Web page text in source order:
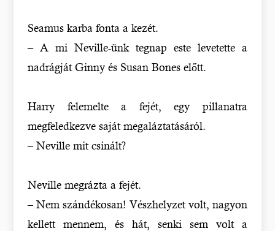
Seamus karba fonta a kezét.
– A mi Neville-ünk tegnap este levetette a
nadrágját Ginny és Susan Bones előtt.
Harry felemelte a fejét, egy pillanatra
megfeledkezve saját megaláztatásáról.
– Neville mit csinált?
Neville megrázta a fejét.
– Nem szándékosan! Vészhelyzet volt, nagyon
kellett mennem, és hát, senki sem volt a